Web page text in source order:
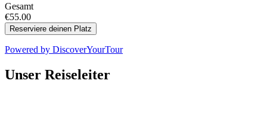
Gesamt
€55.00
Reserviere deinen Platz
Powered by DiscoverYourTour
Unser Reiseleiter